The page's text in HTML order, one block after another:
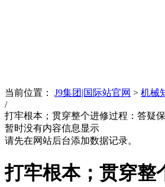
当前位置： J9集团|国际站官网 > 机械
/
打牢根本；贯穿整个进修过程：答疑
暂时没有内容信息显示
请先在网站后台添加数据记录。
打牢根本；贯穿整